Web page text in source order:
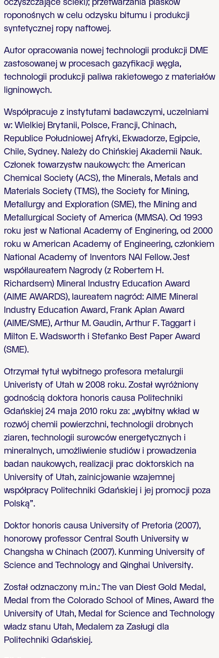
oczyszczające ścieki); przetwarzania piasków
roponośnych w celu odzysku bitumu i produkcji
syntetycznej ropy naftowej.
Autor opracowania nowej technologii produkcji DME
zastosowanej w procesach gazyfikacji węgla,
technologii produkcji paliwa rakietowego z materiałów
ligninowych.
Współpracuje z instytutami badawczymi, uczelniami
w: Wielkiej Brytanii, Polsce, Francji, Chinach,
Republice Południowej Afryki, Ekwadorze, Egipcie,
Chile, Sydney. Należy do Chińskiej Akademii Nauk.
Członek towarzystw naukowych: the American
Chemical Society (ACS), the Minerals, Metals and
Materials Society (TMS), the Society for Mining,
Metallurgy and Exploration (SME), the Mining and
Metallurgical Society of America (MMSA). Od 1993
roku jest w National Academy of Enginering, od 2000
roku w American Academy of Engineering, członkiem
National Academy of Inventors NAI Fellow. Jest
współlaureatem Nagrody (z Robertem H.
Richardsem) Mineral Industry Education Award
(AIME AWARDS), laureatem nagród: AIME Mineral
Industry Education Award, Frank Aplan Award
(AIME/SME), Arthur M. Gaudin, Arthur F. Taggart i
Milton E. Wadsworth i Stefanko Best Paper Award
(SME).
Otrzymał tytuł wybitnego profesora metalurgii
Univeristy of Utah w 2008 roku. Został wyróżniony
godnością doktora honoris causa Politechniki
Gdańskiej 24 maja 2010 roku za: „wybitny wkład w
rozwój chemii powierzchni, technologii drobnych
ziaren, technologii surowców energetycznych i
mineralnych, umożliwienie studiów i prowadzenia
badan naukowych, realizacji prac doktorskich na
University of Utah, zainicjowanie wzajemnej
współpracy Politechniki Gdańskiej i jej promocji poza
Polską”.
Doktor honoris causa University of Pretoria (2007),
honorowy professor Central South University w
Changsha w Chinach (2007). Kunming University of
Science and Technology and Qinghai University.
Został odznaczony m.in.: The van Diest Gold Medal,
Medal from the Colorado School of Mines, Award the
University of Utah, Medal for Science and Technology
władz stanu Utah, Medalem za Zasługi dla
Politechniki Gdańskiej.